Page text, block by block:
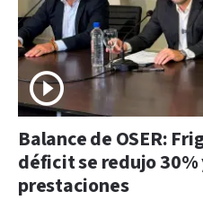
Balance de OSER:
déficit se redujo 30%
prestaciones